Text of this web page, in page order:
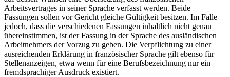
Arbeitsvertrages in seiner Sprache verfasst werden. Beide
Fassungen sollen vor Gericht gleiche Gültigkeit besitzen. Im Falle
jedoch, dass die verschiedenen Fassungen inhaltlich nicht genau
übereinstimmen, ist der Fassung in der Sprache des ausländischen
Arbeitnehmers der Vorzug zu geben. Die Verpflichtung zu einer
ausreichenden Erklärung in französischer Sprache gilt ebenso für
Stellenanzeigen, etwa wenn für eine Berufsbezeichnung nur ein
fremdsprachiger Ausdruck existiert.